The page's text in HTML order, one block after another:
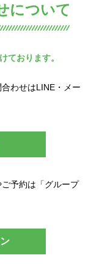
について
ております。
わせはLINE・メー
予約は「グループ